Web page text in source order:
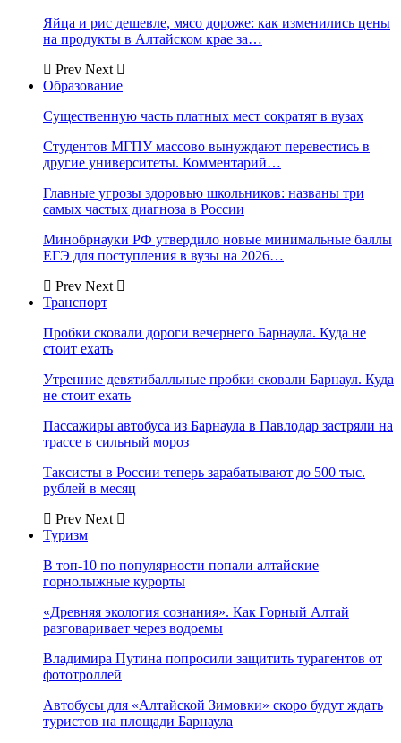
Яйца и рис дешевле, мясо дороже: как изменились цены
на продукты в Алтайском крае за…
Prev Next
Образование
Существенную часть платных мест сократят в вузах
Студентов МГПУ массово вынуждают перевестись в
другие университеты. Комментарий…
Главные угрозы здоровью школьников: названы три
самых частых диагноза в России
Минобрнауки РФ утвердило новые минимальные баллы
ЕГЭ для поступления в вузы на 2026…
Prev Next
Транспорт
Пробки сковали дороги вечернего Барнаула. Куда не
стоит ехать
Утренние девятибалльные пробки сковали Барнаул. Куда
не стоит ехать
Пассажиры автобуса из Барнаула в Павлодар застряли на
трассе в сильный мороз
Таксисты в России теперь зарабатывают до 500 тыс.
рублей в месяц
Prev Next
Туризм
В топ-10 по популярности попали алтайские
горнолыжные курорты
«Древняя экология сознания». Как Горный Алтай
разговаривает через водоемы
Владимира Путина попросили защитить турагентов от
фототроллей
Автобусы для «Алтайской Зимовки» скоро будут ждать
туристов на площади Барнаула